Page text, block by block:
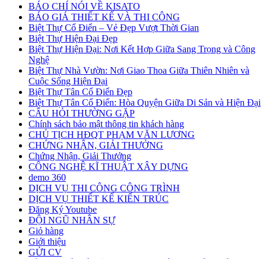
BÁO CHÍ NÓI VỀ KISATO
BÁO GIÁ THIẾT KẾ VÀ THI CÔNG
Biệt Thự Cổ Điển – Vẻ Đẹp Vượt Thời Gian
Biệt Thự Hiện Đại Đẹp
Biệt Thự Hiện Đại: Nơi Kết Hợp Giữa Sang Trọng và Công
Nghệ
Biệt Thự Nhà Vườn: Nơi Giao Thoa Giữa Thiên Nhiên và
Cuộc Sống Hiện Đại
Biệt Thự Tân Cổ Điển Đẹp
Biệt Thự Tân Cổ Điển: Hòa Quyện Giữa Di Sản và Hiện Đại
CÂU HỎI THƯỜNG GẶP
Chính sách bảo mật thông tin khách hàng
CHỦ TỊCH HĐQT PHẠM VĂN LƯƠNG
CHỨNG NHẬN, GIẢI THƯỞNG
Chứng Nhận, Giải Thưởng
CÔNG NGHỆ KĨ THUẬT XÂY DỰNG
demo 360
DỊCH VỤ THI CÔNG CÔNG TRÌNH
DỊCH VỤ THIẾT KẾ KIẾN TRÚC
Đăng Ký Youtube
ĐỘI NGŨ NHÂN SỰ
Giỏ hàng
Giới thiệu
GỬI CV